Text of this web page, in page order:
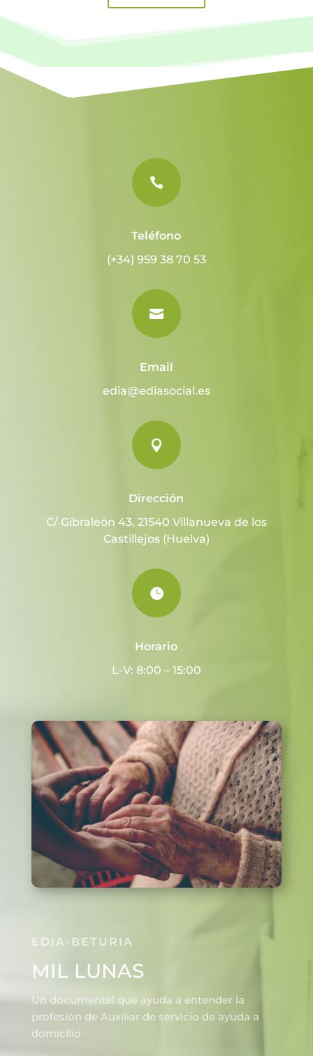

Teléfono
(+34) 959 38 70 53

Email
edia@ediasocial.es

Dirección
C/ Gibraleón 43, 21540 Villanueva de los
Castillejos (Huelva)

Horario
L-V: 8:00 – 15:00
EDIA-BETURIA
MIL LUNAS
Un documental que ayuda a entender la
profesión de Auxiliar de servicio de ayuda a
domicilio